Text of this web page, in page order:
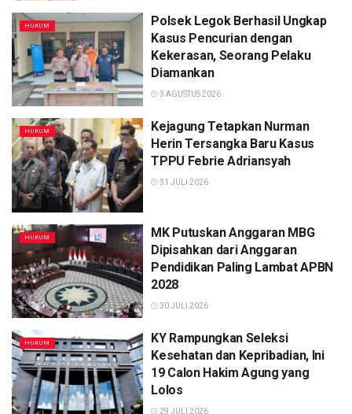
HUKUM
Polsek Legok Berhasil Ungkap
Kasus Pencurian dengan
Kekerasan, Seorang Pelaku
Diamankan
3 AGUSTUS 2026
HUKUM
Kejagung Tetapkan Nurman
Herin Tersangka Baru Kasus
TPPU Febrie Adriansyah
31 JULI 2026
HUKUM
MK Putuskan Anggaran MBG
Dipisahkan dari Anggaran
Pendidikan Paling Lambat APBN
2028
30 JULI 2026
HUKUM
KY Rampungkan Seleksi
Kesehatan dan Kepribadian, Ini
19 Calon Hakim Agung yang
Lolos
29 JULI 2026